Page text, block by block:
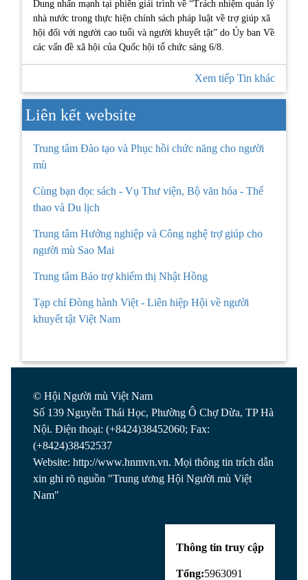
Dung nhấn mạnh tại phiên giải trình về “Trách nhiệm quản lý
nhà nước trong thực hiện chính sách pháp luật về trợ giúp xã
hội đối với người cao tuổi và người khuyết tật” do Ủy ban Về
các vấn đề xã hội của Quốc hội tổ chức sáng 6/8.
Xem tiếp Tin khác
Liên kết website
Trung tâm Đào tạo và Phục hồi chức năng cho người
mù
Cùng bạn đọc sách - Vụ Thư viện, Bộ văn hóa - Thể
thao và Du lịch
Trung tâm Hướng nghiệp và Công nghệ trợ giúp cho
người mù Sao Mai
Trung tâm Bảo trợ khiếm thị Nhật Hồng
Tạp chí Đòng hành Việt - Liên hiệp Hội về người
khuyết tật Việt Nam
© Hội Người mù Việt Nam
Số 139 Nguyễn Thái Học, Phường Ô Chợ Dừa, TP Hà
Nội. Điện thoại: (+8424)38452060; Fax:
(+8424)38452537
Website: http://www.hnmvn.vn. Mọi thông tin trích dẫn
xin ghi rõ nguồn "Trung ương Hội Người mù Việt
Nam"
Thông tin truy cập
Tổng:5963091